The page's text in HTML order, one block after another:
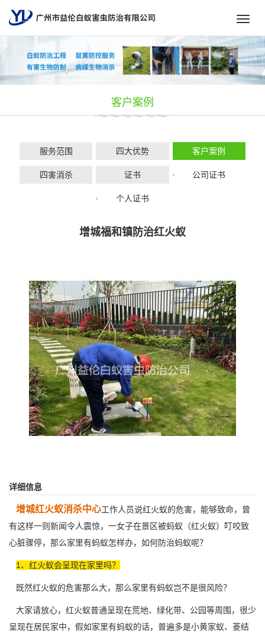
客户案例
服务范围 四大优势 客户案例
四害消杀 证书 公司证书
个人证书
增城福和镇防治红火蚁
详细信息
增城红火蚁消杀中心工作人员说红火蚁的危害，能够致命，曾
有这样一则新闻令人震惊，一女子在景区被蚂蚁 （红火蚁）
叮咬致
心脏骤停，那么家里有蚂蚁怎样办，如何防治蚂蚁呢？
1、红火蚁会呈现在家里吗？
既然红火蚁的危害那么大，那么家里有蚂蚁岂不是很风险？
大家请放心，红火蚁普通呈现在荒地、绿化带、公园等周围，很少
呈现在居民家中，假如家里有蚂蚁的话，普遍多是小黄家蚁、菱结